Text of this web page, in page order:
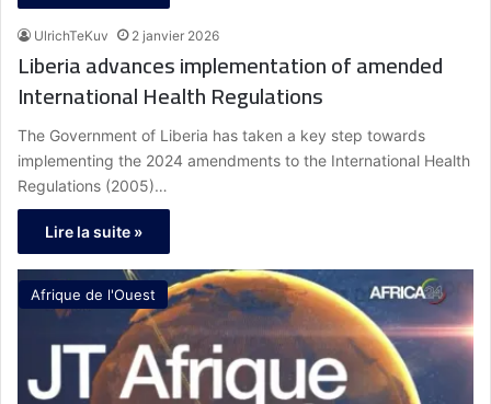
UlrichTeKuv 2 janvier 2026
Liberia advances implementation of amended
International Health Regulations
The Government of Liberia has taken a key step towards
implementing the 2024 amendments to the International Health
Regulations (2005)…
Lire la suite »
Afrique de l'Ouest